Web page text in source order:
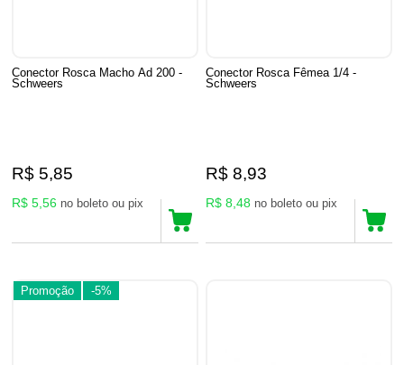
Conector Rosca Macho Ad 200 -
Schweers
R$ 5,85
R$ 5,56 no boleto ou pix
Conector Rosca Fêmea 1/4 -
Schweers
R$ 8,93
R$ 8,48 no boleto ou pix
Promoção -5%